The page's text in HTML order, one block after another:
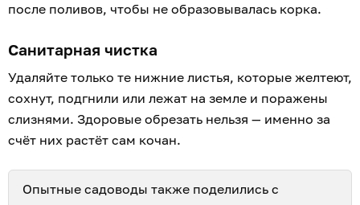
после поливов, чтобы не образовывалась корка.
Санитарная чистка
Удаляйте только те нижние листья, которые желтеют,
сохнут, подгнили или лежат на земле и поражены
слизнями. Здоровые обрезать нельзя — именно за
счёт них растёт сам кочан.
Опытные садоводы также поделились с